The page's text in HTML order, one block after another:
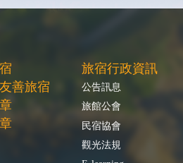
善旅宿
旅宿行政資訊
公告訊息
旅館公會
民宿協會
觀光法規